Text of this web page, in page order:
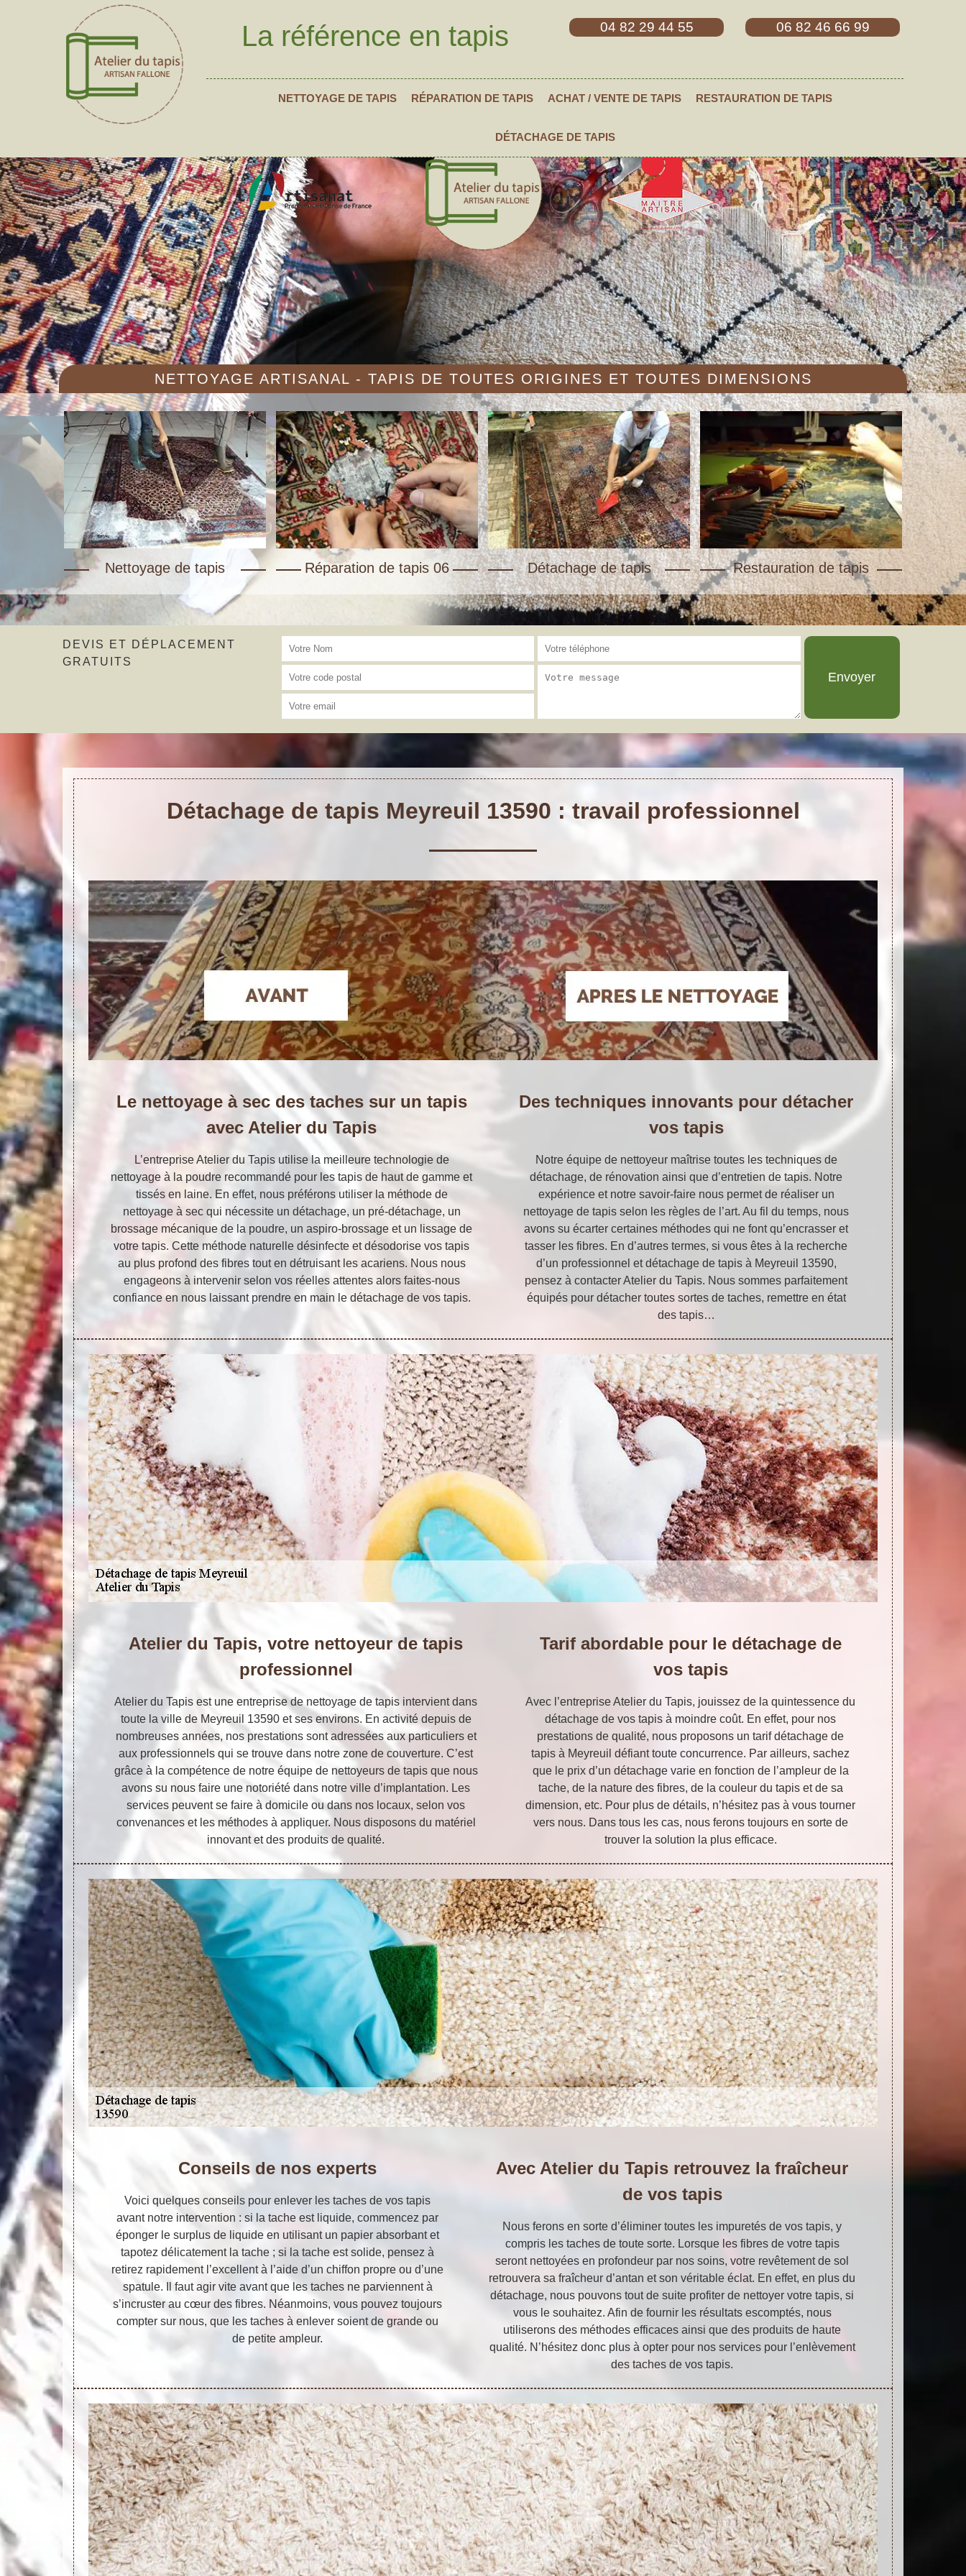
La référence en tapis 04 82 29 44 55 06 82 46 66 99
NETTOYAGE DE TAPIS RÉPARATION DE TAPIS ACHAT / VENTE DE TAPIS RESTAURATION DE TAPIS
DÉTACHAGE DE TAPIS
NETTOYAGE ARTISANAL - TAPIS DE TOUTES ORIGINES ET TOUTES DIMENSIONS
Nettoyage de tapis Réparation de tapis 06 Détachage de tapis Restauration de tapis
DEVIS ET DÉPLACEMENT
GRATUITS
Détachage de tapis Meyreuil 13590 : travail professionnel
Le nettoyage à sec des taches sur un tapis
avec Atelier du Tapis
L’entreprise Atelier du Tapis utilise la meilleure technologie de
nettoyage à la poudre recommandé pour les tapis de haut de gamme et
tissés en laine. En effet, nous préférons utiliser la méthode de
nettoyage à sec qui nécessite un détachage, un pré-détachage, un
brossage mécanique de la poudre, un aspiro-brossage et un lissage de
votre tapis. Cette méthode naturelle désinfecte et désodorise vos tapis
au plus profond des fibres tout en détruisant les acariens. Nous nous
engageons à intervenir selon vos réelles attentes alors faites-nous
confiance en nous laissant prendre en main le détachage de vos tapis.
Des techniques innovants pour détacher
vos tapis
Notre équipe de nettoyeur maîtrise toutes les techniques de
détachage, de rénovation ainsi que d’entretien de tapis. Notre
expérience et notre savoir-faire nous permet de réaliser un
nettoyage de tapis selon les règles de l’art. Au fil du temps, nous
avons su écarter certaines méthodes qui ne font qu’encrasser et
tasser les fibres. En d’autres termes, si vous êtes à la recherche
d’un professionnel et détachage de tapis à Meyreuil 13590,
pensez à contacter Atelier du Tapis. Nous sommes parfaitement
équipés pour détacher toutes sortes de taches, remettre en état
des tapis…
Atelier du Tapis, votre nettoyeur de tapis
professionnel
Atelier du Tapis est une entreprise de nettoyage de tapis intervient dans
toute la ville de Meyreuil 13590 et ses environs. En activité depuis de
nombreuses années, nos prestations sont adressées aux particuliers et
aux professionnels qui se trouve dans notre zone de couverture. C’est
grâce à la compétence de notre équipe de nettoyeurs de tapis que nous
avons su nous faire une notoriété dans notre ville d’implantation. Les
services peuvent se faire à domicile ou dans nos locaux, selon vos
convenances et les méthodes à appliquer. Nous disposons du matériel
innovant et des produits de qualité.
Tarif abordable pour le détachage de
vos tapis
Avec l’entreprise Atelier du Tapis, jouissez de la quintessence du
détachage de vos tapis à moindre coût. En effet, pour nos
prestations de qualité, nous proposons un tarif détachage de
tapis à Meyreuil défiant toute concurrence. Par ailleurs, sachez
que le prix d’un détachage varie en fonction de l’ampleur de la
tache, de la nature des fibres, de la couleur du tapis et de sa
dimension, etc. Pour plus de détails, n’hésitez pas à vous tourner
vers nous. Dans tous les cas, nous ferons toujours en sorte de
trouver la solution la plus efficace.
Conseils de nos experts
Voici quelques conseils pour enlever les taches de vos tapis
avant notre intervention : si la tache est liquide, commencez par
éponger le surplus de liquide en utilisant un papier absorbant et
tapotez délicatement la tache ; si la tache est solide, pensez à
retirez rapidement l’excellent à l’aide d’un chiffon propre ou d’une
spatule. Il faut agir vite avant que les taches ne parviennent à
s’incruster au cœur des fibres. Néanmoins, vous pouvez toujours
compter sur nous, que les taches à enlever soient de grande ou
de petite ampleur.
Avec Atelier du Tapis retrouvez la fraîcheur
de vos tapis
Nous ferons en sorte d’éliminer toutes les impuretés de vos tapis, y
compris les taches de toute sorte. Lorsque les fibres de votre tapis
seront nettoyées en profondeur par nos soins, votre revêtement de sol
retrouvera sa fraîcheur d’antan et son véritable éclat. En effet, en plus du
détachage, nous pouvons tout de suite profiter de nettoyer votre tapis, si
vous le souhaitez. Afin de fournir les résultats escomptés, nous
utiliserons des méthodes efficaces ainsi que des produits de haute
qualité. N’hésitez donc plus à opter pour nos services pour l’enlèvement
des taches de vos tapis.